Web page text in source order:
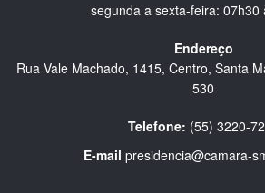
segunda a sexta-feira: 07h30
Endereço
Rua Vale Machado, 1415, Centro, Santa
530
Telefone: (55) 3220-
E-mail presidencia@camara-